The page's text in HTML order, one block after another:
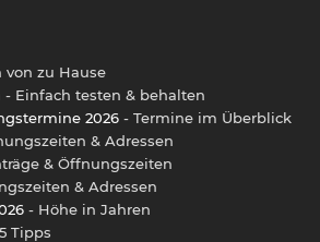
von zu Hause
- Einfach testen & behalten
2026 - Termine im Überblick
& Adressen
& Öffnungszeiten
& Adressen
- Höhe in Jahren
Tipps